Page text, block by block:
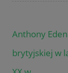
Anthony
brytyjskiej w